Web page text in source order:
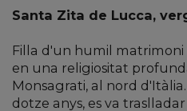
Santa Zita de Lucca,
Filla d'un humil
en una religiositat
Monsagrati, al nord
dotze anys, es va